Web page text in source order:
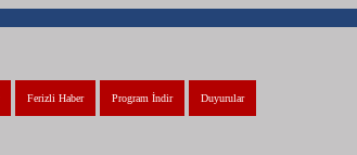
Duyurular
Program İndir
Ferizli Haber